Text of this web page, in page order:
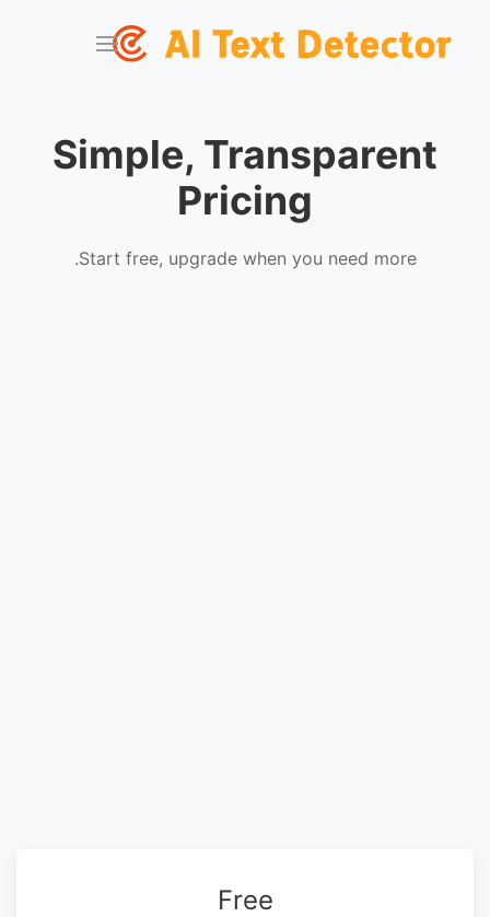
Simple, Transparent
Pricing
Start free, upgrade when you need more.
Free